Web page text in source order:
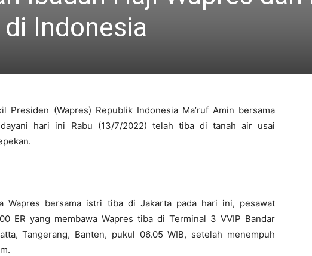
Indonesia
Presiden (Wapres) Republik Indonesia Ma’ruf Amin bersama
hari ini Rabu (13/7/2022) telah tiba di tanah air usai
Wapres bersama istri tiba di Jakarta pada hari ini, pesawat
ER yang membawa Wapres tiba di Terminal 3 VVIP Bandar
Tangerang, Banten, pukul 06.05 WIB, setelah menempuh